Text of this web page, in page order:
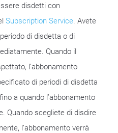
disdetti con
Subscription Service . Avete
di disdetta o di
Quando il
l’abbonamento
di periodi di disdetta
a quando l’abbonamento
Quando scegliete di disdire
l’abbonamento verrà